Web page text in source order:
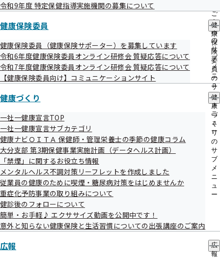
覧
メ
ニ
ュ
ー
ご
案
内
の
サ
ブ
メ
ニ
ュ
ー
令和9年度 特定保健指導実施機関の募集について
健康保険委員
健
康
保
険
委
員
の
サ
ブ
メ
ニ
ュ
ー
健康保険委員（健康保険サポーター）を募集しています
令和6年度健康保険委員オンライン研修会 質疑応答について
令和7年度健康保険委員オンライン研修会 質疑応答について
【健康保険委員向け】コミュニケーションサイト
健康づくり
健
康
づ
く
り
の
サ
ブ
メ
ニ
ュ
ー
一社一健康宣言TOP
一社一健康宣言サブカテゴリ
健康ナビＯＩＴＡ 保健師・管理栄養士の季節の健康コラム
大分支部 第3期保健事業実施計画（データヘルス計画）
「禁煙」に関するお役立ち情報
メンタルヘルス不調対策リーフレットを作成しました
従業員の健康のために喫煙・糖尿病対策をはじめませんか
重症化予防事業の取り組みについて
健診後のフォローについて
簡単・お手軽♪ エクササイズ動画を公開中です！
意外と知らない健康保険と生活習慣についての出張講座のご案内
広報
広
報
令和07年11月
28日
被扶養者が利用する特定保健指導実施機
令和07年09月
30日
傷病手当金申請書の控え送付の際の封緘
漏れについて
令和07年08月
29日
被保険者の生活習慣病予防健診実施機関
による健診データの作成誤りについて
令和07年06月
30日
任意継続被保険者へ送付する健診パンフ
令和07年06月
30日
対象者の誤選択による再振込金額の誤り
（過少）
アーカイブ
令和07年度